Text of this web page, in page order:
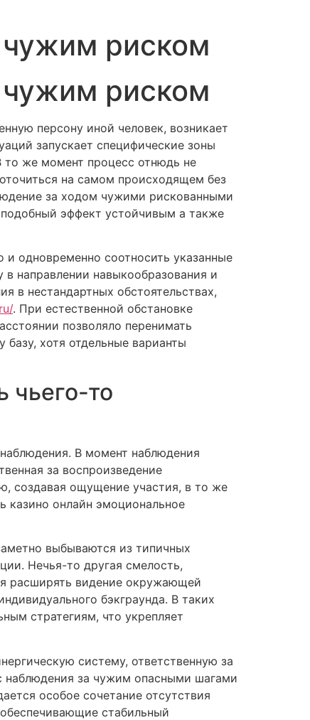
чужим риском
чужим риском
персону иной человек, возникает
запускает специфические зоны
то же момент процесс отнюдь не
на самом происходящем без
за ходом чужими рискованными
эффект устойчивым а также
одновременно соотносить указанные
направлении навыкообразования и
в нестандартных обстоятельствах,
. При естественной обстановке
позволяло перенимать
хотя отдельные варианты
чьего-то
В момент наблюдения
за воспроизведение
создавая ощущение участия, в то же
казино онлайн эмоциональное
выбываются из типичных
Нечья-то другая смелость,
расширять видение окружающей
бэкграунда. В таких
стратегиям, что укрепляет
систему, ответственную за
наблюдения за чужим опасными шагами
особое сочетание отсутствия
стабильный